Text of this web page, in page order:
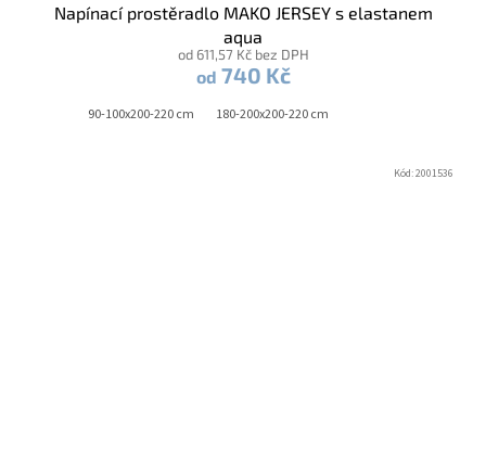
Napínací prostěradlo MAKO JERSEY s elastanem
aqua
od 611,57 Kč bez DPH
od 740 Kč
90-100x200-220 cm 180-200x200-220 cm
Kód:2001536